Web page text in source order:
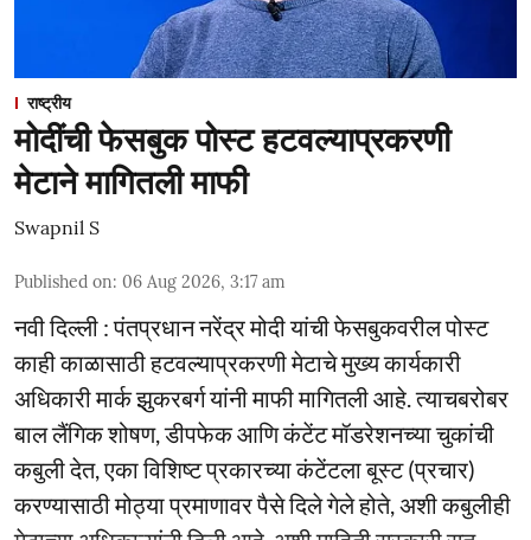
राष्ट्रीय
मोदींची फेसबुक पोस्ट हटवल्याप्रकरणी
मेटाने मागितली माफी
Swapnil S
Published on: 06 Aug 2026, 3:17 am
नवी दिल्ली : पंतप्रधान नरेंद्र मोदी यांची फेसबुकवरील पोस्ट
काही काळासाठी हटवल्याप्रकरणी मेटाचे मुख्य कार्यकारी
अधिकारी मार्क झुकरबर्ग यांनी माफी मागितली आहे. त्याचबरोबर
बाल लैंगिक शोषण, डीपफेक आणि कंटेंट मॉडरेशनच्या चुकांची
कबुली देत, एका विशिष्ट प्रकारच्या कंटेंटला बूस्ट (प्रचार)
करण्यासाठी मोठ्या प्रमाणावर पैसे दिले गेले होते, अशी कबुलीही